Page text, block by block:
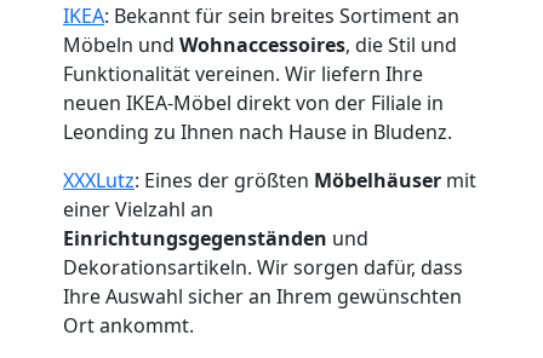
IKEA: Bekannt für sein breites Sortiment an
Möbeln und Wohnaccessoires, die Stil und
Funktionalität vereinen. Wir liefern Ihre
neuen IKEA-Möbel direkt von der Filiale in
Leonding zu Ihnen nach Hause in Bludenz.
XXXLutz: Eines der größten Möbelhäuser mit
einer Vielzahl an
Einrichtungsgegenständen und
Dekorationsartikeln. Wir sorgen dafür, dass
Ihre Auswahl sicher an Ihrem gewünschten
Ort ankommt.